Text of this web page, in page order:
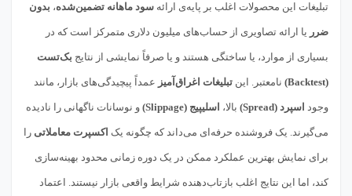
تبلیغات این محصولات اغلب بر پایه‌ی ارائه سود ماهانه تضمین‌شده، بدون
ضرر یا ارائه تصاویری از حساب‌های میلیون دلاری متمرکز است که در
بسیاری از موارد، یا ساختگی هستند و یا صرفاً نمایشی از نتایج بک‌تست
(Backtest) نامعتبر. این تبلیغات اغراق‌آمیز عمداً پیچیدگی‌های بازار، مانند
وجود اسپرد (Spread) بالا، اسلیپیج (Slippage) و نوسانات ناگهانی را نادیده
می‌گیرند. یک فروشنده حرفه‌ای می‌داند که چگونه یک اکسپرت معاملاتی را
برای نمایش بهترین عملکرد ممکن در یک دوره زمانی محدود بهینه‌سازی
کند، اما این نتایج اغلب بازتاب‌دهنده شرایط واقعی بازار نیستند. اعتماد